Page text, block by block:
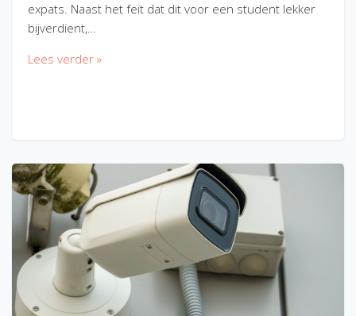
expats. Naast het feit dat dit voor een student lekker
bijverdient,…
Lees verder »